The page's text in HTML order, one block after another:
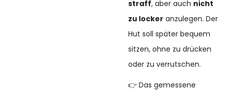
straff, aber auch nicht
zu locker anzulegen. Der
Hut soll später bequem
sitzen, ohne zu drücken
oder zu verrutschen.
👉 Das gemessene